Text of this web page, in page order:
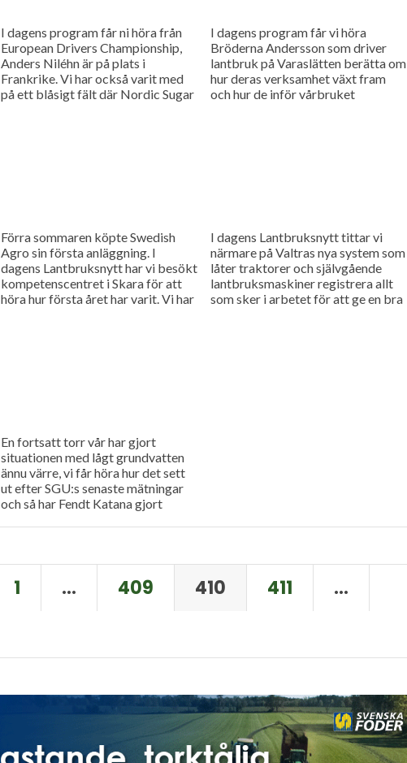
I dagens program får ni höra från
European Drivers Championship,
Anders Niléhn är på plats i
Frankrike. Vi har också varit med
på ett blåsigt fält där Nordic Sugar
I dagens program får vi höra
Bröderna Andersson som driver
lantbruk på Varaslätten berätta om
hur deras verksamhet växt fram
och hur de inför vårbruket
Förra sommaren köpte Swedish
Agro sin första anläggning. I
dagens Lantbruksnytt har vi besökt
kompetenscentret i Skara för att
höra hur första året har varit. Vi har
I dagens Lantbruksnytt tittar vi
närmare på Valtras nya system som
låter traktorer och självgående
lantbruksmaskiner registrera allt
som sker i arbetet för att ge en bra
En fortsatt torr vår har gjort
situationen med lågt grundvatten
ännu värre, vi får höra hur det sett
ut efter SGU:s senaste mätningar
och så har Fendt Katana gjort
1 … 409 410 411
…